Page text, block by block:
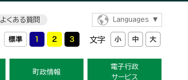
よくある質問 Languages
文字
町政情報
電子行政
サービス